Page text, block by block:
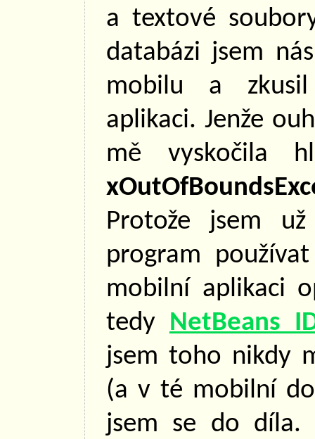
a textové
databázi jsem
mobilu a
aplikaci. Jenže
mě vyskočila
Protože jsem
program
mobilní aplikaci
tedy NetBeans
jsem toho nikdy
(a v té mobilní
jsem se do díla.